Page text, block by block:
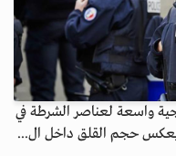
واسعة لعناصر الشرطة في